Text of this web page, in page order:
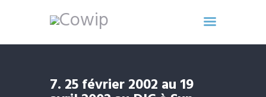
7. 25 février 2002 au 19
Accueil